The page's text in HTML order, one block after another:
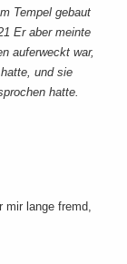
Tempel gebaut
Er aber meinte
auferweckt war,
und sie
hatte.
mir lange fremd,